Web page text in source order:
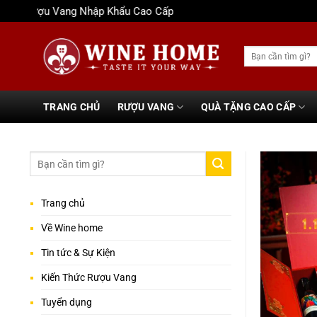
qua
Rượu Vang Nhập Khẩu Cao Cấp
Tìm
kiếm:
TRANG CHỦ RƯỢU VANG QUÀ TẶNG CAO CẤP
Trang chủ
Về Wine home
Tin tức & Sự Kiện
Kiến Thức Rượu Vang
Tuyển dụng